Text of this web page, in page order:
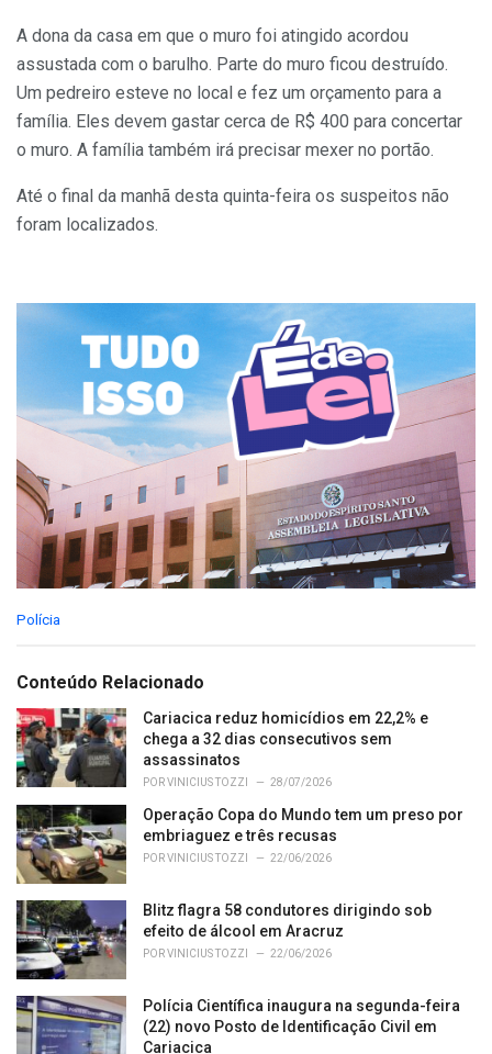
A dona da casa em que o muro foi atingido acordou
assustada com o barulho. Parte do muro ficou destruído.
Um pedreiro esteve no local e fez um orçamento para a
família. Eles devem gastar cerca de R$ 400 para concertar
o muro. A família também irá precisar mexer no portão.
Até o final da manhã desta quinta-feira os suspeitos não
foram localizados.
C
e
o
r
i
e
:
Polícia
Conteúdo Relacionado
Cariacica reduz homicídios em 22,2% e
chega a 32 dias consecutivos sem
assassinatos
PORVINICIUS TOZZI 28/07/2026
Operação Copa do Mundo tem um preso por
embriaguez e três recusas
PORVINICIUS TOZZI 22/06/2026
Blitz flagra 58 condutores dirigindo sob
efeito de álcool em Aracruz
PORVINICIUS TOZZI 22/06/2026
Polícia Científica inaugura na segunda-feira
(22) novo Posto de Identificação Civil em
Cariacica